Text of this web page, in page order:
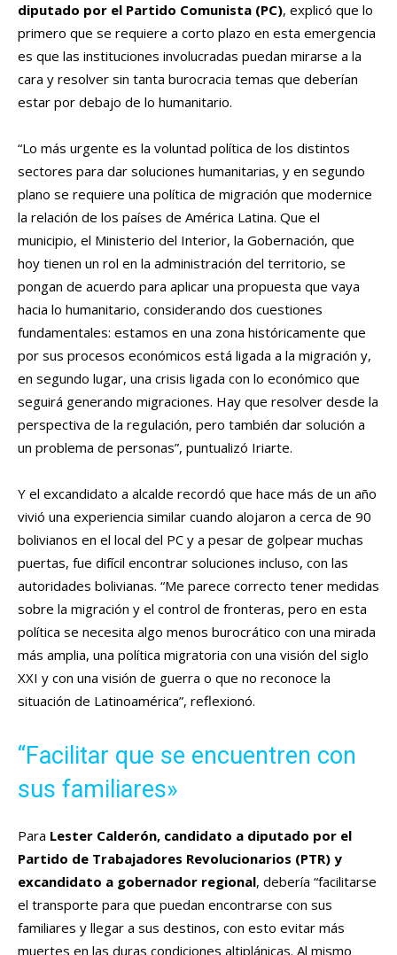
diputado por el Partido Comunista (PC), explicó que lo
primero que se requiere a corto plazo en esta emergencia
es que las instituciones involucradas puedan mirarse a la
cara y resolver sin tanta burocracia temas que deberían
estar por debajo de lo humanitario.
“Lo más urgente es la voluntad política de los distintos
sectores para dar soluciones humanitarias, y en segundo
plano se requiere una política de migración que modernice
la relación de los países de América Latina. Que el
municipio, el Ministerio del Interior, la Gobernación, que
hoy tienen un rol en la administración del territorio, se
pongan de acuerdo para aplicar una propuesta que vaya
hacia lo humanitario, considerando dos cuestiones
fundamentales: estamos en una zona históricamente que
por sus procesos económicos está ligada a la migración y,
en segundo lugar, una crisis ligada con lo económico que
seguirá generando migraciones. Hay que resolver desde la
perspectiva de la regulación, pero también dar solución a
un problema de personas”, puntualizó Iriarte.
Y el excandidato a alcalde recordó que hace más de un año
vivió una experiencia similar cuando alojaron a cerca de 90
bolivianos en el local del PC y a pesar de golpear muchas
puertas, fue difícil encontrar soluciones incluso, con las
autoridades bolivianas. “Me parece correcto tener medidas
sobre la migración y el control de fronteras, pero en esta
política se necesita algo menos burocrático con una mirada
más amplia, una política migratoria con una visión del siglo
XXI y con una visión de guerra o que no reconoce la
situación de Latinoamérica”, reflexionó.
“Facilitar que se encuentren con
sus familiares»
Para Lester Calderón, candidato a diputado por el
Partido de Trabajadores Revolucionarios (PTR) y
excandidato a gobernador regional, debería “facilitarse
el transporte para que puedan encontrarse con sus
familiares y llegar a sus destinos, con esto evitar más
muertes en las duras condiciones altiplánicas. Al mismo